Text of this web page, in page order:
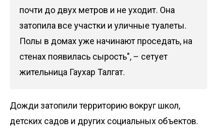
почти до двух метров и не уходит. Она
затопила все участки и уличные туалеты.
Полы в домах уже начинают проседать, на
стенах появилась сырость", – сетует
жительница Гаухар Талгат.
Дожди затопили территорию вокруг школ,
детских садов и других социальных объектов.